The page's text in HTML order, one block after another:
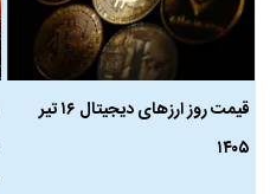
قیمت روز ارز‌های دیجیتال ۱۶ تیر
۱۴۰۵